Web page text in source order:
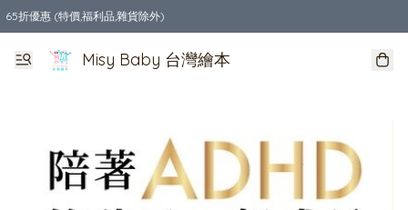
65折優惠 (特價,福利品,雜貨除外)
全店購物滿$550，免運費
Misy Baby 台灣繪本